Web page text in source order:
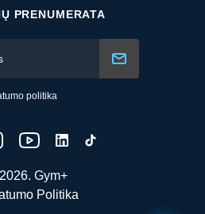
PRENUMERATA
politika
Gym+
Politika